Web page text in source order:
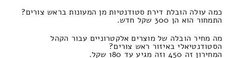
כמה עולה הובלת דירת סטודנטיות מן המעונות בראש צורים?
התמחור הוא הן 300 שקל חדש.
מה מחיר הובלה של מוצרים אלקטרוניים עבור הקהל
הסטודנטיאלי באיזור ראש צורים?
המחירון זה 450 וזה מגיע עד 180 שקל.